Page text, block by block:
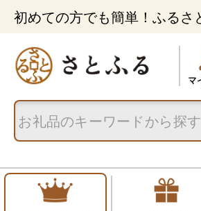
初めての方でも簡単！ふるさ